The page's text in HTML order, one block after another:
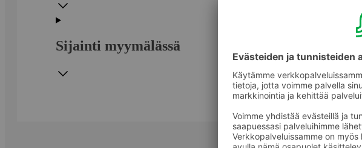
Sijainti myymälässä